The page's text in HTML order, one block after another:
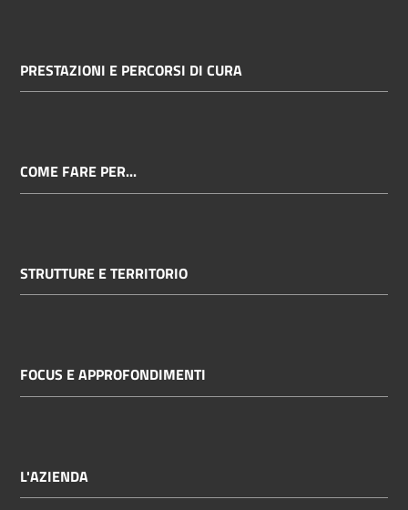
PRESTAZIONI E PERCORSI DI CURA
COME FARE PER...
STRUTTURE E TERRITORIO
FOCUS E APPROFONDIMENTI
L'AZIENDA